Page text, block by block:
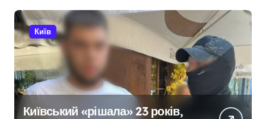
Київ
Київський «рішала» 23 років,